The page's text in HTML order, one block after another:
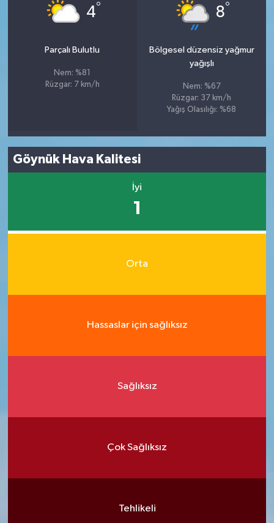
4°
Parçalı Bulutlu
Nem: %81
Rüzgar: 7 km/h
8°
Bölgesel düzensiz yağmur
yağışlı
Nem: %67
Rüzgar: 37 km/h
Yağış Olasılığı: %68
Göynük Hava Kalitesi
İyi
1
Orta
Hassaslar için sağlıksız
Sağlıksız
Çok Sağlıksız
Tehlikeli